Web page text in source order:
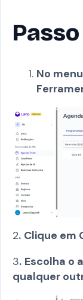
No
2. Clique em
3. Escolha o
qualquer